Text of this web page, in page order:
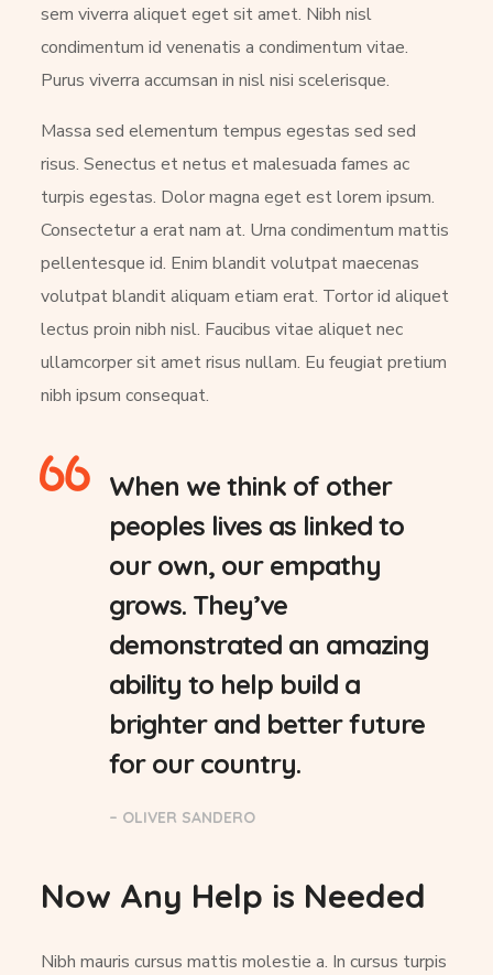
sem viverra aliquet eget sit amet. Nibh nisl
condimentum id venenatis a condimentum vitae.
Purus viverra accumsan in nisl nisi scelerisque.
Massa sed elementum tempus egestas sed sed
risus. Senectus et netus et malesuada fames ac
turpis egestas. Dolor magna eget est lorem ipsum.
Consectetur a erat nam at. Urna condimentum mattis
pellentesque id. Enim blandit volutpat maecenas
volutpat blandit aliquam etiam erat. Tortor id aliquet
lectus proin nibh nisl. Faucibus vitae aliquet nec
ullamcorper sit amet risus nullam. Eu feugiat pretium
nibh ipsum consequat.
When we think of other
peoples lives as linked to
our own, our empathy
grows. They’ve
demonstrated an amazing
ability to help build a
brighter and better future
for our country.
– OLIVER SANDERO
Now Any Help is Needed
Nibh mauris cursus mattis molestie a. In cursus turpis